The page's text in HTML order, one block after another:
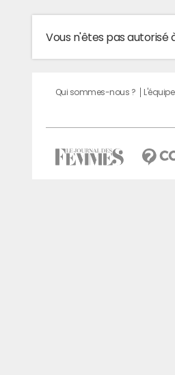
Vous n'êtes pas
Qui sommes-nous ? L'équipe